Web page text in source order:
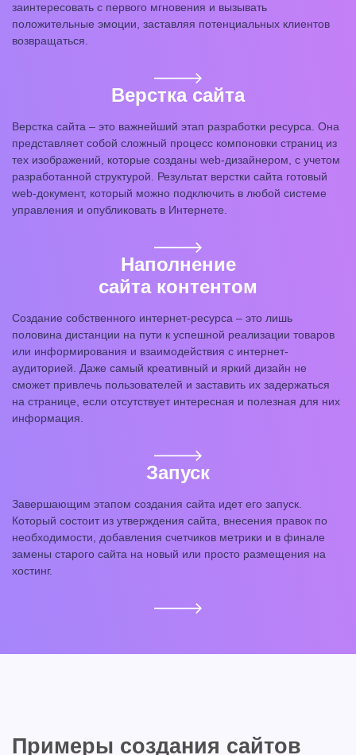
заинтересовать с первого мгновения и вызывать
положительные эмоции, заставляя потенциальных клиентов
возвращаться.
Верстка сайта
Верстка сайта – это важнейший этап разработки ресурса. Она
представляет собой сложный процесс компоновки страниц из
тех изображений, которые созданы web-дизайнером, с учетом
разработанной структурой. Результат верстки сайта готовый
web-документ, который можно подключить в любой системе
управления и опубликовать в Интернете.
Наполнение
сайта контентом
Создание собственного интернет-ресурса – это лишь
половина дистанции на пути к успешной реализации товаров
или информирования и взаимодействия с интернет-
аудиторией. Даже самый креативный и яркий дизайн не
сможет привлечь пользователей и заставить их задержаться
на странице, если отсутствует интересная и полезная для них
информация.
Запуск
Завершающим этапом создания сайта идет его запуск.
Который состоит из утверждения сайта, внесения правок по
необходимости, добавления счетчиков метрики и в финале
замены старого сайта на новый или просто размещения на
хостинг.
Примеры создания сайтов